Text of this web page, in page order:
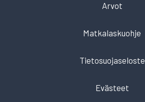
Arvot
Matkalaskuohje
Tietosuojaseloste
Evästeet